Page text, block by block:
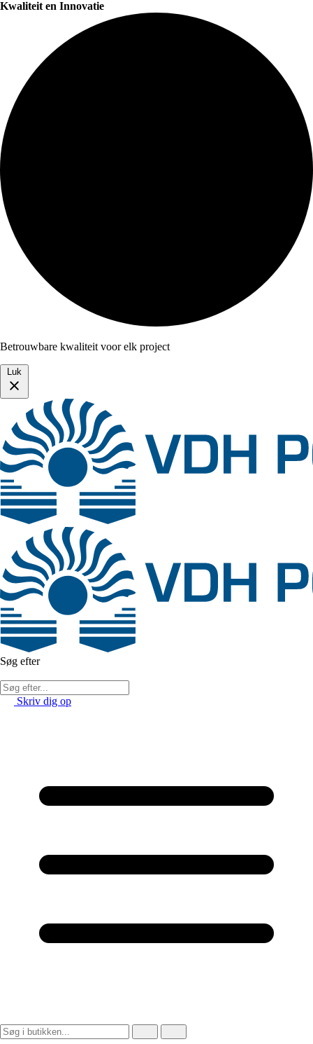
Kwaliteit en Innovatie
Betrouwbare kwaliteit voor elk project
Luk
Søg efter
Skriv dig op